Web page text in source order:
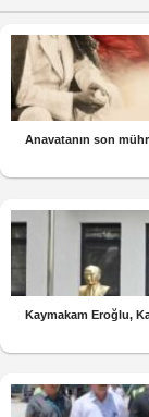
Anavatanın son
Kaymakam Eroğlu,